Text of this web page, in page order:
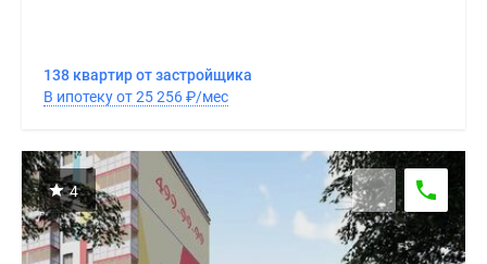
138 квартир от застройщика
В ипотеку от 25 256₽/мес
4